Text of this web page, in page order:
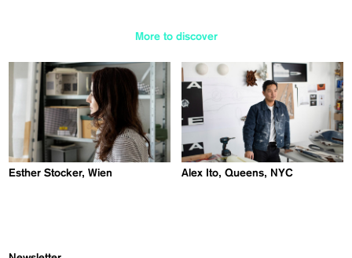
More to discover
Esther Stocker, Wien Alex Ito, Queens, NYC